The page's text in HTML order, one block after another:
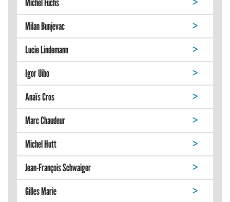
Michel Fuchs
Milan Bunjevac
Lucie Lindemann
Igor Uibo
Anaïs Cros
Marc Chaudeur
Michel Hutt
Jean-François Schwaiger
Gilles Marie